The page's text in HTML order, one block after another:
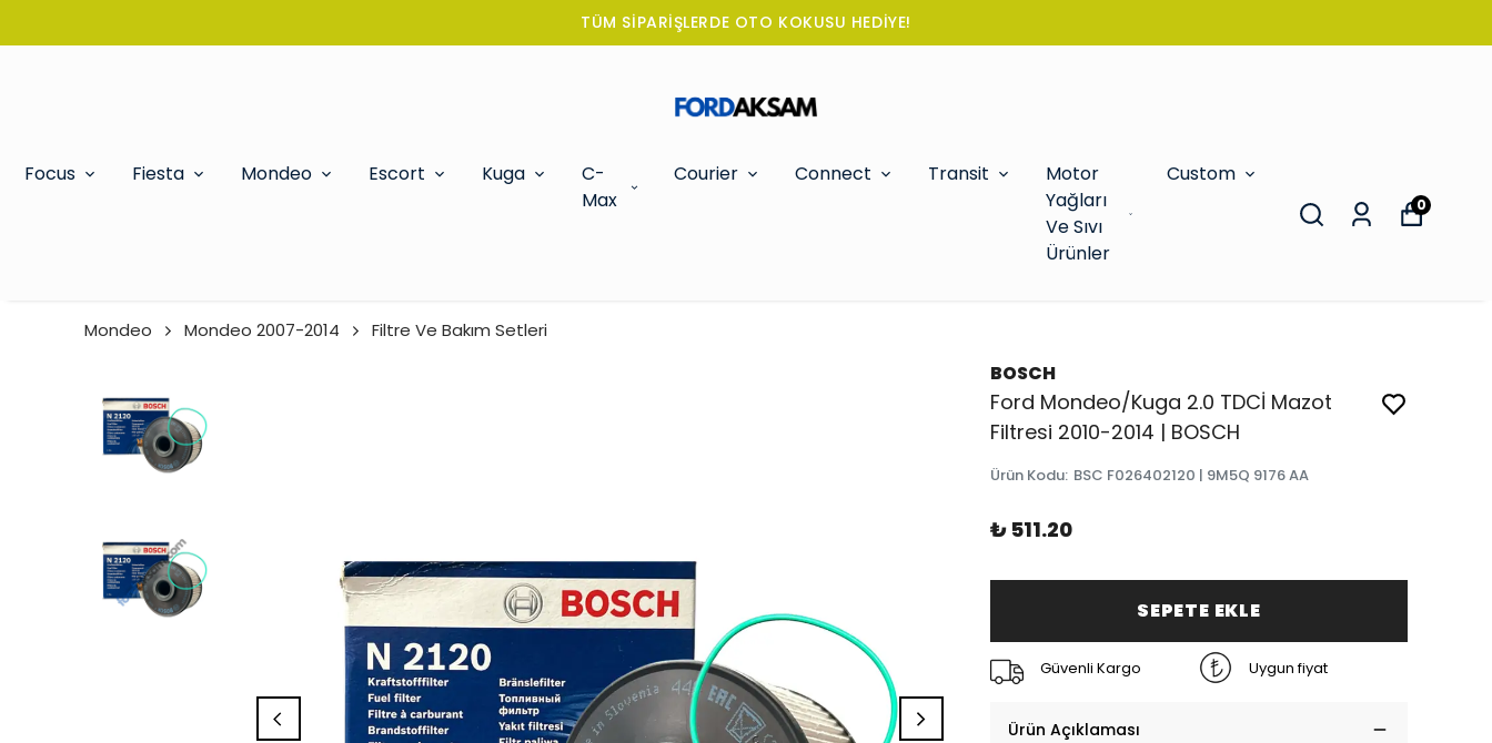
TÜM SİPARİŞLERDE OTO KOKUSU HEDİYE!
Focus Fiesta Mondeo Escort Kuga
C-
Max
Courier Connect Transit
Motor
Yağları
Ve Sıvı
Ürünler
Custom
0
Mondeo Mondeo 2007-2014 Filtre Ve Bakım Setleri
BOSCH
Ford Mondeo/Kuga 2.0 TDCİ Mazot
Filtresi 2010-2014 | BOSCH
Ürün Kodu: BSC F026402120 | 9M5Q 9176 AA
₺ 511.20
SEPETE EKLE
Güvenli Kargo Uygun fiyat
Ürün Açıklaması